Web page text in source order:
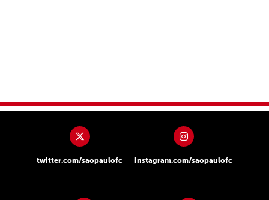
twitter.com/saopaulofc instagram.com/saopaulofc